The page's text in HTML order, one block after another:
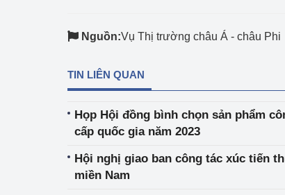
Nguồn:Vụ Thị trường châu Á - châu Phi
TIN LIÊN QUAN
Họp Hội đồng bình chọn sản phẩm
cấp quốc gia năm 2023
Hội nghị giao ban công tác xúc tiến
miền Nam